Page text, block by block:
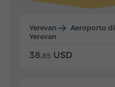
Yerevan
Aeroporto di
Yerevan
38.85 USD